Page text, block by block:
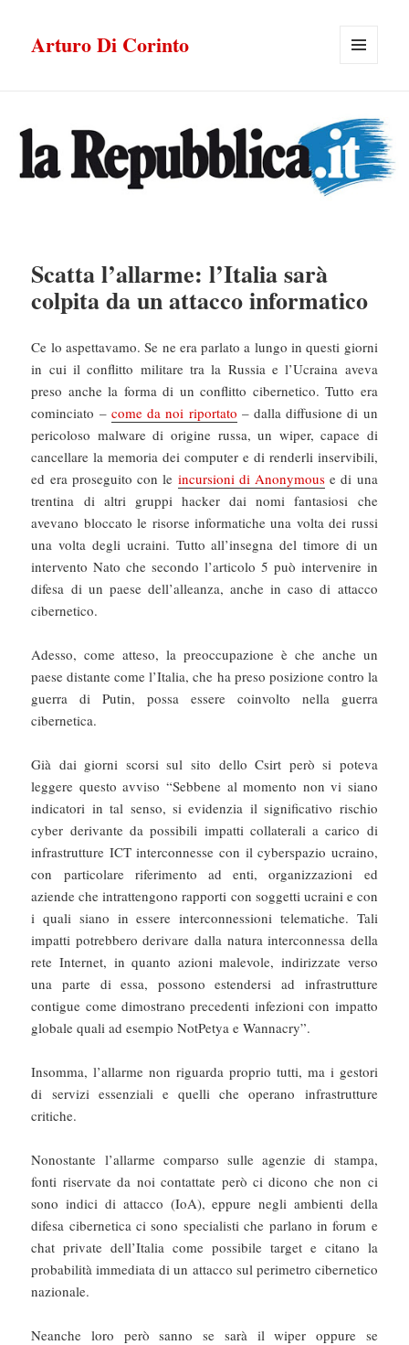
Arturo Di Corinto
Scatta l’allarme: l’Italia sarà
colpita da un attacco informatico
Ce lo aspettavamo. Se ne era parlato a lungo in questi giorni
in cui il conflitto militare tra la Russia e l’Ucraina aveva
preso anche la forma di un conflitto cibernetico. Tutto era
cominciato – come da noi riportato – dalla diffusione di un
pericoloso malware di origine russa, un wiper, capace di
cancellare la memoria dei computer e di renderli inservibili,
ed era proseguito con le incursioni di Anonymouse di una
trentina di altri gruppi hacker dai nomi fantasiosi che
avevano bloccato le risorse informatiche una volta dei russi
una volta degli ucraini. Tutto all’insegna del timore di un
intervento Nato che secondo l’articolo 5 può intervenire in
difesa di un paese dell’alleanza, anche in caso di attacco
cibernetico.
Adesso, come atteso, la preoccupazione è che anche un
paese distante come l’Italia, che ha preso posizione contro la
guerra di Putin, possa essere coinvolto nella guerra
cibernetica.
Già dai giorni scorsi sul sito dello Csirt però si poteva
leggere questo avviso “Sebbene al momento non vi siano
indicatori in tal senso, si evidenzia il significativo rischio
cyber derivante da possibili impatti collaterali a carico di
infrastrutture ICT interconnesse con il cyberspazio ucraino,
con particolare riferimento ad enti, organizzazioni ed
aziende che intrattengono rapporti con soggetti ucraini e con
i quali siano in essere interconnessioni telematiche. Tali
impatti potrebbero derivare dalla natura interconnessa della
rete Internet, in quanto azioni malevole, indirizzate verso
una parte di essa, possono estendersi ad infrastrutture
contigue come dimostrano precedenti infezioni con impatto
globale quali ad esempio NotPetya e Wannacry”.
Insomma, l’allarme non riguarda proprio tutti, ma i gestori
di servizi essenziali e quelli che operano infrastrutture
critiche.
Nonostante l’allarme comparso sulle agenzie di stampa,
fonti riservate da noi contattate però ci dicono che non ci
sono indici di attacco (IoA), eppure negli ambienti della
difesa cibernetica ci sono specialisti che parlano in forum e
chat private dell’Italia come possibile target e citano la
probabilità immediata di un attacco sul perimetro cibernetico
nazionale.
Neanche loro però sanno se sarà il wiper oppure se